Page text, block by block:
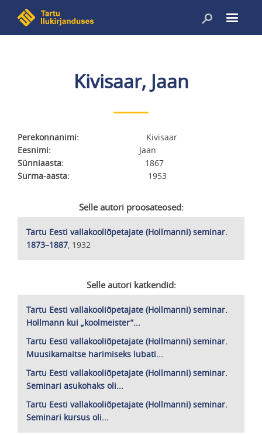
edasi
Kivisaar, Jaan
Perekonnanimi
Kivisaar
Eesnimi
Jaan
Sünniaasta
1867
Surma-aasta
1953
Selle autori proosateosed:
Tartu Eesti vallakooliõpetajate (Hollmanni) seminar.
1873–1887, 1932
Selle autori katkendid:
Tartu Eesti vallakooliõpetajate (Hollmanni) seminar.
Hollmann kui „koolmeister”...
Tartu Eesti vallakooliõpetajate (Hollmanni) seminar.
Muusikamaitse harimiseks lubati...
Tartu Eesti vallakooliõpetajate (Hollmanni) seminar.
Seminari asukohaks oli...
Tartu Eesti vallakooliõpetajate (Hollmanni) seminar.
Seminari kursus oli...